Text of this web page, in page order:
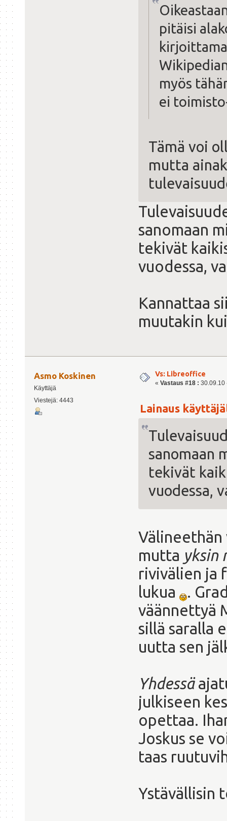
pitäisi
myös
ei
Tämä voi
mutta
sanomaan
tekivät
vuodessa,
Kannattaa
muutakin
Asmo Koskinen
Käyttäjä
Viestejä: 4443
Vs: Libreoffice
« Vastaus #18 : 30.09.10
Lainaus
sanomaan
tekivät
vuodessa,
Välineethän
mutta yksin
rivivälien ja
lukua
.
väännettyä
sillä saralla
uutta sen
Yhdessä
julkiseen
opettaa.
Joskus se
taas
Ystävällisin